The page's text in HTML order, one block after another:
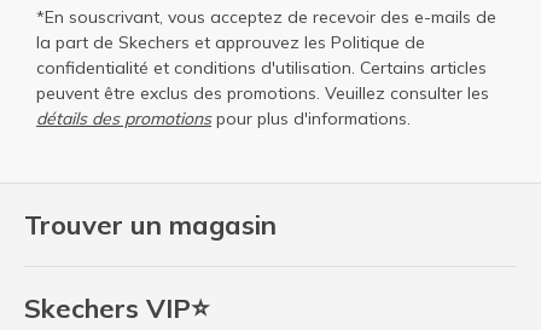
Trouver un magasin
Skechers VIP⭐
*En souscrivant, vous acceptez de recevoir des e-mails de
la part de Skechers et approuvez les Politique de
confidentialité et conditions d'utilisation. Certains articles
peuvent être exclus des promotions. Veuillez consulter les
détails des promotionspour plus d'informations.